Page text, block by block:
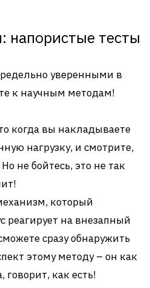
тесты
уверенными в
к научным методам!
когда вы накладываете
нагрузку, и смотрите,
не бойтесь, это не так
который
реагирует на внезапный
сразу обнаружить
этому методу – он как
говорит, как есть!